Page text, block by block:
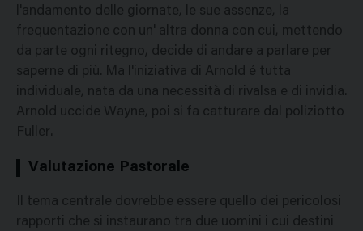
l'andamento delle giornate, le sue assenze, la
frequentazione con un' altra donna con cui, mettendo
da parte ogni ritegno, decide di andare a parlare per
saperne di più. Ma l'iniziativa di Arnold é tutta
individuale, nata da una necessità di rivalsa e di invidia.
Arnold uccide Wayne, poi si fa catturare dal poliziotto
Fuller.
Valutazione Pastorale
Il tema centrale dovrebbe essere quello dei pericolosi
rapporti che si instaurano tra due uomini i cui destini